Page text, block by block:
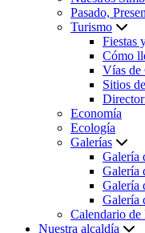
Pasado,
Turismo
Fiestas
Cómo
Vías de
Sitios
Economía
Ecología
Galerías
Galería
Galería
Galería
Galería
Calendario de
Nuestra alcaldía